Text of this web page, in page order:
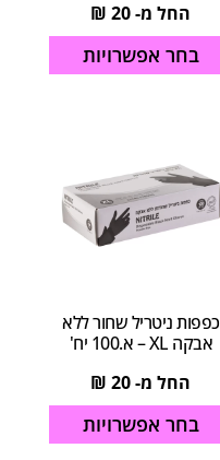
החל מ-20
₪
בחר אפשרויות
כפפות ניטריל שחור ללא
אבקה XL – א.100 יח'
החל מ-20
₪
בחר אפשרויות